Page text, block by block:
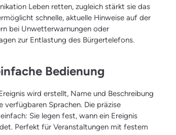
Leben retten, zugleich stärkt sie das
schnelle, aktuelle Hinweise auf der
bei Unwetterwarnungen oder
zur Entlastung des Bürgertelefons.
Bedienung
wird erstellt, Name und Beschreibung
Sprachen. Die präzise
Sie legen fest, wann ein Ereignis
Perfekt für Veranstaltungen mit festem